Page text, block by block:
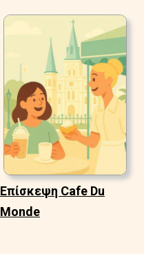
Επίσκεψη Cafe Du
Monde